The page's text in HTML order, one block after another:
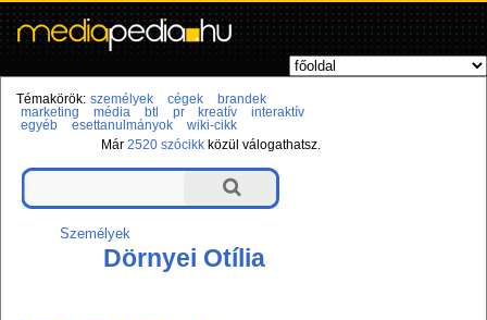
Témakörök: személyek cégek
brandek
marketing
média btl pr kreatív
interaktív
egyéb
esettanulmányok
wiki-cikk
Már2520 szócikk közül válogathatsz.
Személyek
Dörnyei Otília